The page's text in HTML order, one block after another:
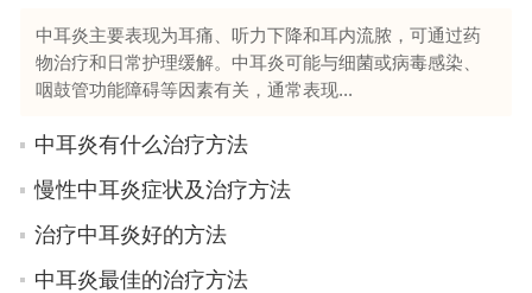
中耳炎主要表现为耳痛、听力下降和耳内流脓，可通过药
物治疗和日常护理缓解。中耳炎可能与细菌或病毒感染、
咽鼓管功能障碍等因素有关，通常表现...
中耳炎有什么治疗方法
慢性中耳炎症状及治疗方法
治疗中耳炎好的方法
中耳炎最佳的治疗方法